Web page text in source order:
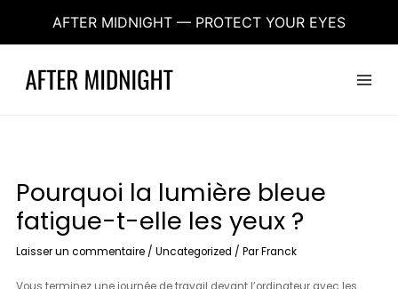
AFTER MIDNIGHT — PROTECT YOUR EYES
contenu
Menu
Pourquoi la lumière bleue
fatigue-t-elle les yeux ?
Laisser un commentaire /Uncategorized / ParFranck